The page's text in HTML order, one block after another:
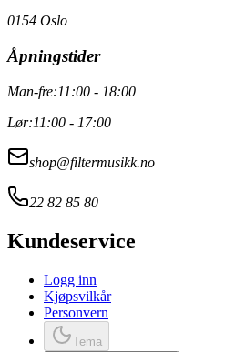
0154 Oslo
Åpningstider
Man-fre:11:00 - 18:00
Lør:11:00 - 17:00
shop@filtermusikk.no
22 82 85 80
Kundeservice
Logg inn
Kjøpsvilkår
Personvern
Tema